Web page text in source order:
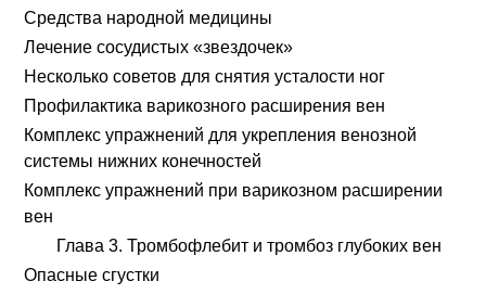
Средства народной медицины
Лечение сосудистых «звездочек»
Несколько советов для снятия усталости ног
Профилактика варикозного расширения вен
Комплекс упражнений для укрепления венозной
системы нижних конечностей
Комплекс упражнений при варикозном расширении
вен
Глава 3. Тромбофлебит и тромбоз глубоких вен
Опасные сгустки